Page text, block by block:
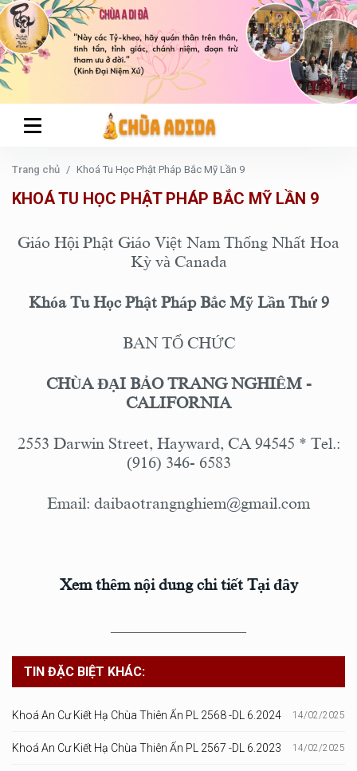
Trang chủ Khoá Tu Học Phật Pháp Bắc Mỹ Lần 9
KHOÁ TU HỌC PHẬT PHÁP BẮC MỸ LẦN 9
Giáo Hội Phật Giáo Việt Nam Thống Nhất Hoa
Kỳ và Canada
Khóa Tu Học Phật Pháp Bắc Mỹ Lần Thứ 9
BAN TỔ CHỨC
CHÙA ĐẠI BẢO TRANG NGHIÊM -
CALIFORNIA
2553 Darwin Street, Hayward, CA 94545 * Tel.:
(916) 346- 6583
Email: daibaotrangnghiem@gmail.com
Xem thêm nội dung chi tiết Tại đây
TIN ĐẶC BIỆT KHÁC:
Khoá An Cư Kiết Hạ Chùa Thiên Ấn PL 2568 -DL 6.2024 14/02/2025
Khoá An Cư Kiết Hạ Chùa Thiên Ấn PL 2567 -DL 6.2023 14/02/2025